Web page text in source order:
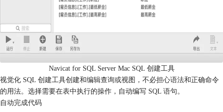
Navicat for SQL Server Mac SQL 创建工具
视觉化 SQL 创建工具创建和编辑查询或视图，不必担心语法和正确命令
的用法。选择需要在表中执行的操作，自动编写 SQL 语句。
自动完成代码